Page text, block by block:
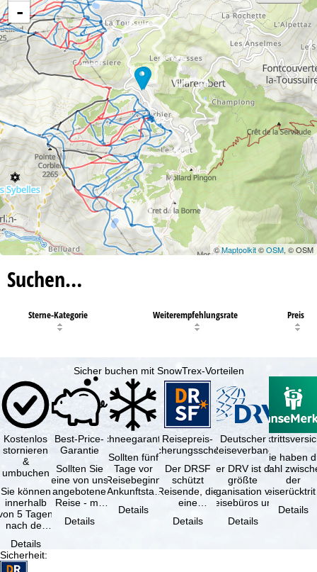
22
-
©Maptoolkit©OSM, © OSM
Suchen…
Sterne-Kategorie Weiterempfehlungsrate Preis
Sicher buchen mit SnowTrex-Vorteilen
Kostenlos
stornieren
&
umbuchen
Sie können
innerhalb
5 Tagen
nach der
kostenfrei
Details
Best-Price-
Garantie
Sollten Sie
eine von uns
angebotene
Reise - mit
Leistung und
Details
Schneegarantie
Sollten fünf
Tage vor
Reisebeginn
(Ankunftstag)
Schneemangel
Details
Reisepreis-
Sicherungsschein
Der DRSF
schützt
Reisende, die
eine
oder
Details
Deutscher
Reiseverband
Der DRV ist die
größte
Organisation von
Reisebüros und
Reiseveranstaltern
in …
Details
Sie haben
Wahl
der
(inklusive
Details
Sicherheit: